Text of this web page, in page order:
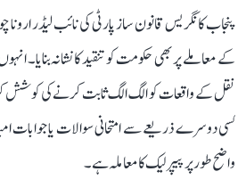
پنجاب کانگریس قانون ساز پارٹی کی نائب لیڈر
کے معاملے پر بھی حکومت کو تنقید کا نشانہ بنایا۔
نقل کے واقعات کو الگ الگ ثابت کرنے کی کوشش کر
کسی دوسرے ذریعے سے امتحانی سوالات یا جوابات
واضح طور پر پیپر لیک کا معاملہ ہے۔